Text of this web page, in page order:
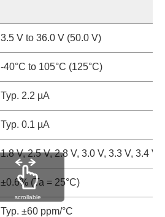
3.5 V to 36.0 V (50.0 V)
-40°C to 105°C (125°C)
Typ. 2.2 µA
Typ. 0.1 µA
1.8 V, 2.5 V, 2.8 V, 3.0 V, 3.3 V, 3.4
±0.6% (Ta = 25°C)
Typ. ±60 ppm/°C
scrollable